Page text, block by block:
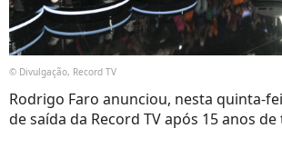
© Divulgação, Record TV
Rodrigo Faro anunciou, nesta quinta-
de saída da Record TV após 15 anos